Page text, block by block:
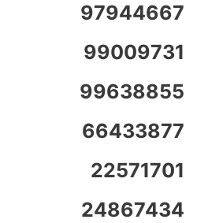
97944667
99009731
99638855
66433877
22571701
24867434